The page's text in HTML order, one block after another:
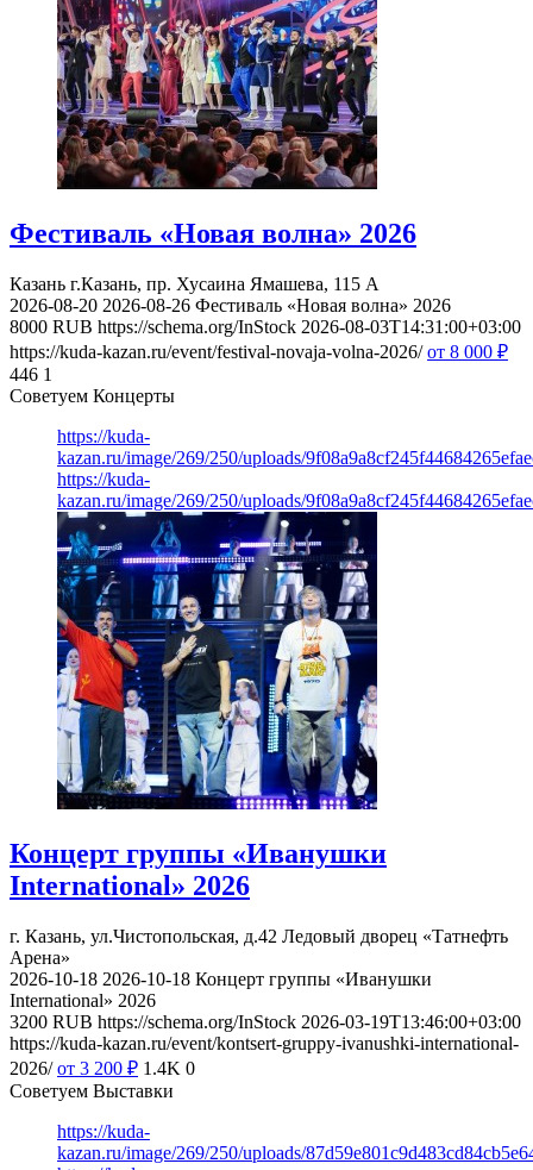
Фестиваль «Новая волна» 2026
Казань г.Казань, пр. Хусаина Ямашева, 115 A
2026-08-20 2026-08-26 Фестиваль «Новая волна» 2026
8000 RUB https://schema.org/InStock 2026-08-03T14:31:00+03:00
https://kuda-kazan.ru/event/festival-novaja-volna-2026/ от 8 000 ₽
446 1
Советуем Концерты
https://kuda-
kazan.ru/image/269/250/uploads/
https://kuda-
kazan.ru/image/269/250/uploads/
Концерт группы «Иванушки
International» 2026
г. Казань, ул.Чистопольская, д.42 Ледовый дворец «Татнефть
Арена»
2026-10-18 2026-10-18 Концерт группы «Иванушки
International» 2026
3200 RUB https://schema.org/InStock 2026-03-19T13:46:00+03:00
https://kuda-kazan.ru/event/kontsert-gruppy-ivanushki-international-
2026/ от 3 200 ₽ 1.4K 0
Советуем Выставки
https://kuda-
kazan.ru/image/269/250/uploads/